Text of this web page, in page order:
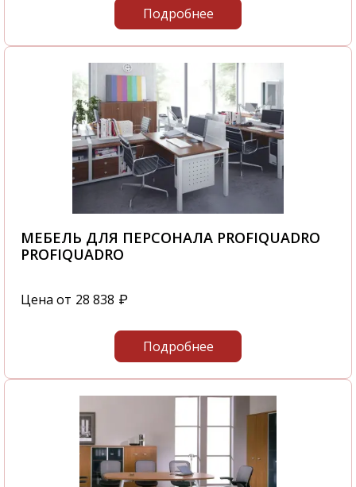
Подробнее
МЕБЕЛЬ ДЛЯ ПЕРСОНАЛА PROFIQUADRO
PROFIQUADRO
Цена от 28 838 ₽
Подробнее